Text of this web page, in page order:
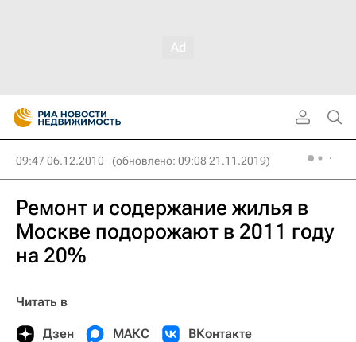
09:47 06.12.2010 (обновлено: 09:08 21.11.2019)
Ремонт и содержание жилья в
Москве подорожают в 2011 году
на 20%
Читать в
Дзен МАКС ВКонтакте